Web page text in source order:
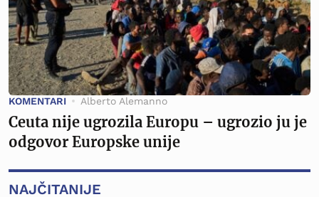
KOMENTARI Alberto Alemanno
Ceuta nije ugrozila Europu – ugrozio ju je
odgovor Europske unije
NAJČITANIJE